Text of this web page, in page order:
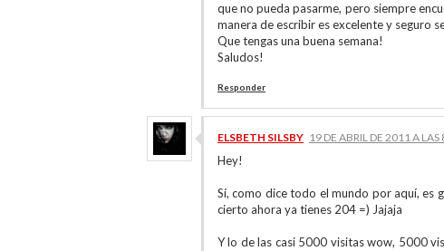
que no pueda pasarme, pero siempre
manera de escribir es excelente y seguro
Que tengas una buena semana!
Saludos!
Responder
ELSBETH SILSBY 19 DE ABRIL DE 2011 A LAS
Hey!
Sí, como dice todo el mundo por aquí, es
cierto ahora ya tienes 204 =) Jajaja
Y lo de las casi 5000 visitas wow, 5000